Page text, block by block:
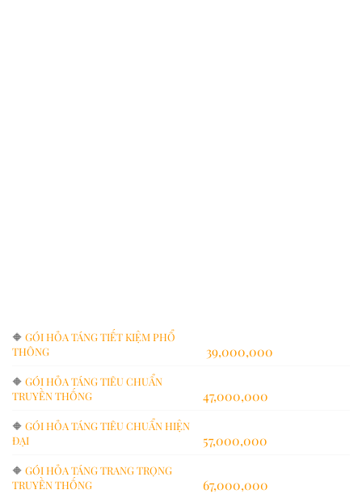
🔶 GÓI HỎA TÁNG TIẾT KIỆM PHỔ
THÔNG
39,000,000
🔶 GÓI HỎA TÁNG TIÊU CHUẨN
TRUYỀN THỐNG
47,000,000
🔶 GÓI HỎA TÁNG TIÊU CHUẨN HIỆN
ĐẠI
57,000,000
🔶 GÓI HỎA TÁNG TRANG TRỌNG
TRUYỀN THỐNG
67,000,000